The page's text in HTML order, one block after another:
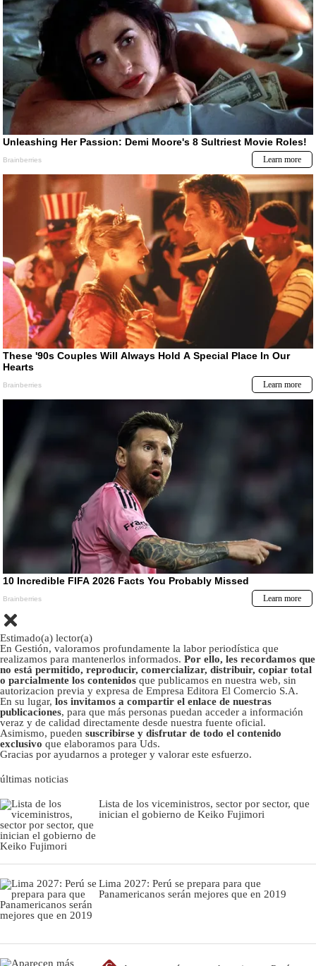
Estimado(a) lector(a)
En Gestión, valoramos profundamente la labor periodística que
realizamos para mantenerlos informados. Por ello, les recordamos que
no está permitido, reproducir, comercializar, distribuir, copiar total
o parcialmente los contenidos que publicamos en nuestra web, sin
autorizacion previa y expresa de Empresa Editora El Comercio S.A.
En su lugar, los invitamos a compartir el enlace de nuestras
publicaciones, para que más personas puedan acceder a información
veraz y de calidad directamente desde nuestra fuente oficial.
Asimismo, pueden suscribirse y disfrutar de todo el contenido
exclusivo que elaboramos para Uds.
Gracias por ayudarnos a proteger y valorar este esfuerzo.
últimas noticias
Lista de los viceministros, sector por sector, que
inician el gobierno de Keiko Fujimori
Lima 2027: Perú se prepara para que
Panamericanos serán mejores que en 2019